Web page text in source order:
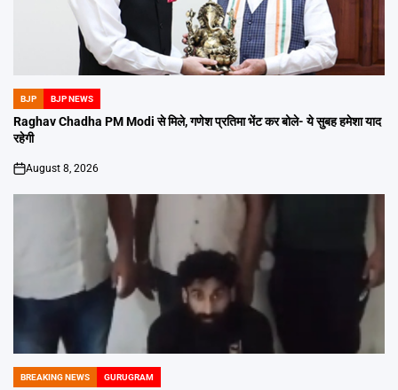
POSTED
IN
BJP BJP NEWS
Raghav Chadha PM Modi से मिले, गणेश प्रतिमा भेंट कर बोले- ये सुबह हमेशा याद
रहेगी
on
August 8, 2026
POSTED
BREAKING NEWS GURUGRAM